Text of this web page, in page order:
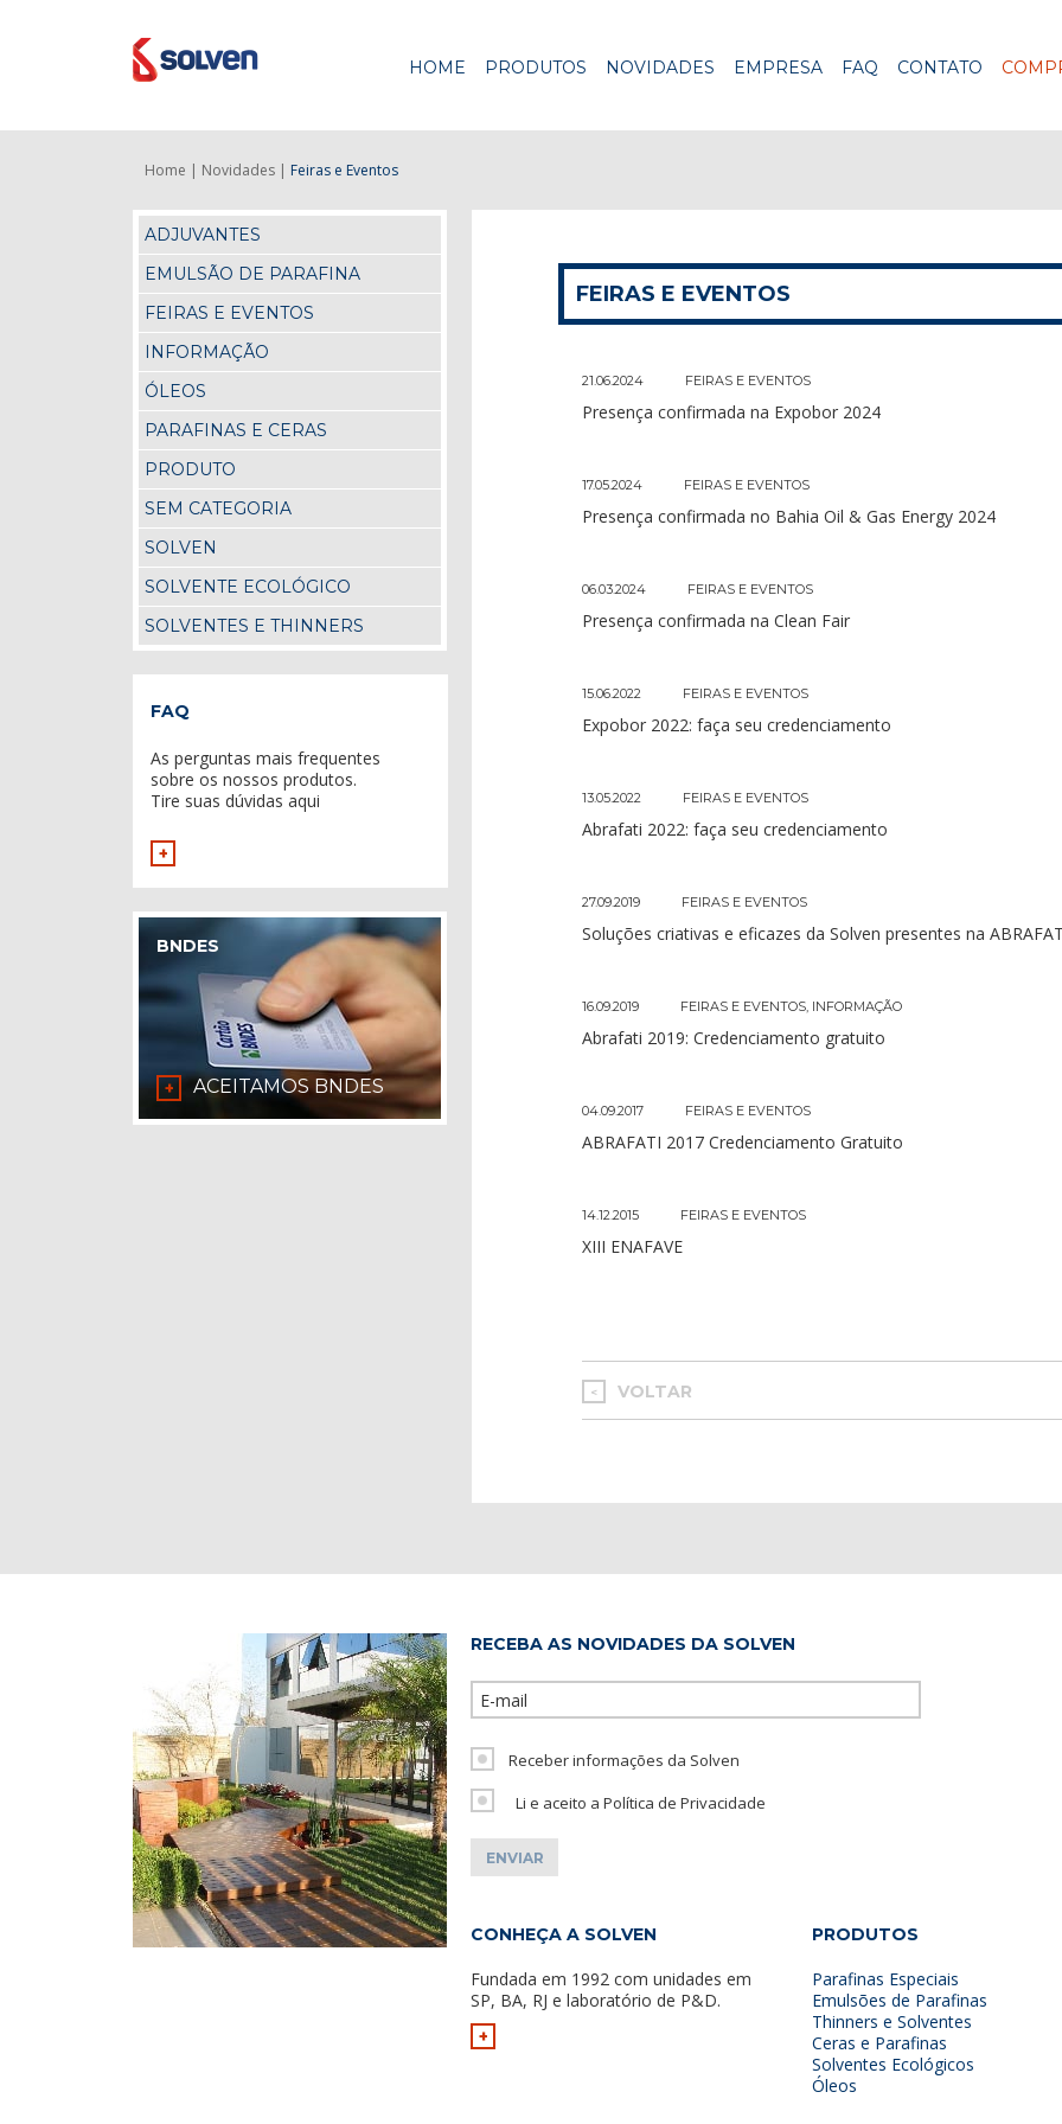
HOME PRODUTOS NOVIDADES EMPRESA FAQ CONTATO
Home | Novidades | Feiras e Eventos
ADJUVANTES
EMULSÃO DE PARAFINA
FEIRAS E EVENTOS
INFORMAÇÃO
ÓLEOS
PARAFINAS E CERAS
PRODUTO
SEM CATEGORIA
SOLVEN
SOLVENTE ECOLÓGICO
SOLVENTES E THINNERS
FAQ
As perguntas mais frequentes
sobre os nossos produtos.
Tire suas dúvidas aqui
+
BNDES
+ ACEITAMOS BNDES
FEIRAS E EVENTOS
21.06.2024 FEIRAS E EVENTOS
Presença confirmada na Expobor 2024
17.05.2024 FEIRAS E EVENTOS
Presença confirmada no Bahia Oil & Gas Energy 2024
06.03.2024 FEIRAS E EVENTOS
Presença confirmada na Clean Fair
15.06.2022 FEIRAS E EVENTOS
Expobor 2022: faça seu credenciamento
13.05.2022 FEIRAS E EVENTOS
Abrafati 2022: faça seu credenciamento
27.09.2019 FEIRAS E EVENTOS
Soluções criativas e eficazes da Solven presentes na
16.09.2019 FEIRAS E EVENTOS, INFORMAÇÃO
Abrafati 2019: Credenciamento gratuito
04.09.2017 FEIRAS E EVENTOS
ABRAFATI 2017 Credenciamento Gratuito
14.12.2015 FEIRAS E EVENTOS
XIII ENAFAVE
< VOLTAR
RECEBA AS NOVIDADES DA SOLVEN
Receber informações da Solven
Li e aceito a Política de Privacidade
CONHEÇA A SOLVEN
Fundada em 1992 com unidades em
SP, BA, RJ e laboratório de P&D.
+
PRODUTOS
Parafinas Especiais
Emulsões de Parafinas
Thinners e Solventes
Ceras e Parafinas
Solventes Ecológicos
Óleos